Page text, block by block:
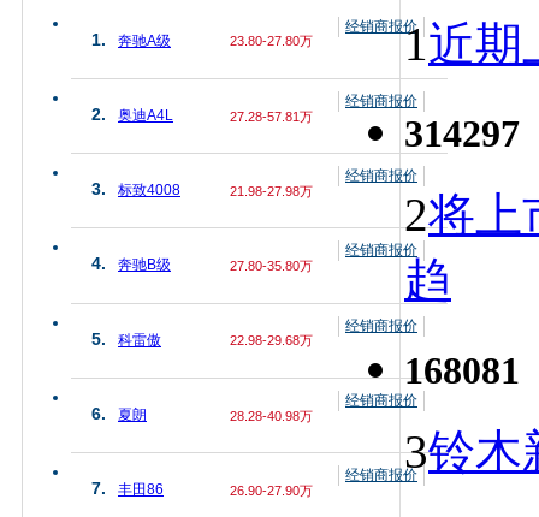
1. 奔驰A级 23.80-27.80万
经销商报价
2. 奥迪A4L 27.28-57.81万
经销商报价
3. 标致4008 21.98-27.98万
经销商报价
4. 奔驰B级 27.80-35.80万
经销商报价
5. 科雷傲 22.98-29.68万
经销商报价
6. 夏朗 28.28-40.98万
经销商报价
7. 丰田86 26.90-27.90万
经销商报价
1近期
314297
2将上
趋
168081
3铃木